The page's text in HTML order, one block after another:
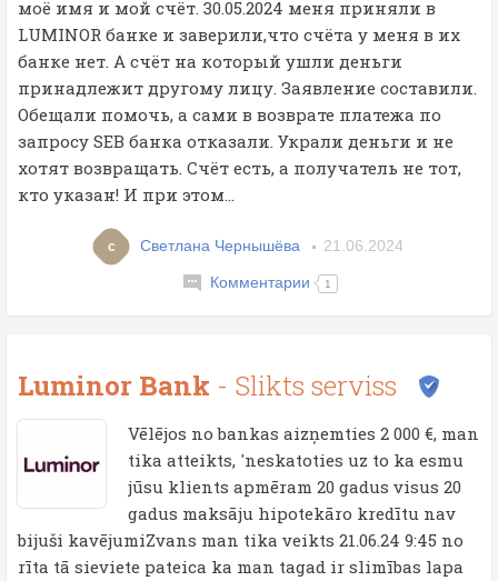
моё имя и мой счёт. 30.05.2024 меня приняли в
LUMINOR банке и заверили,что счёта у меня в их
банке нет. А счёт на который ушли деньги
принадлежит другому лицу. Заявление составили.
Обещали помочь, а сами в возврате платежа по
запросу SEB банка отказали. Украли деньги и не
хотят возвращать. Счёт есть, а получатель не тот,
кто указан! И при этом...
с Светлана Чернышёва 21.06.2024
Комментарии 1
Luminor Bank - Slikts serviss
Vēlējos no bankas aizņemties 2 000 €, man
tika atteikts, 'neskatoties uz to ka esmu
jūsu klients apmēram 20 gadus visus 20
gadus maksāju hipotekāro kredītu nav
bijuši kavējumiZvans man tika veikts 21.06.24 9:45 no
rīta tā sieviete pateica ka man tagad ir slimības lapa